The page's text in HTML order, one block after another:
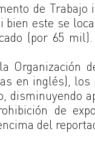
de
bien este se
(por 65
Organización
en inglés),
disminuyendo
de
del